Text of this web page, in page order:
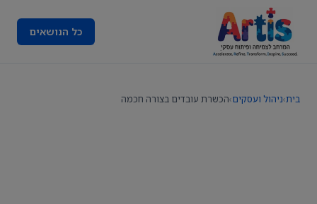
כל הנושאים
בית›ניהול ועסקים›הכשרת עובדים בצורה חכמה